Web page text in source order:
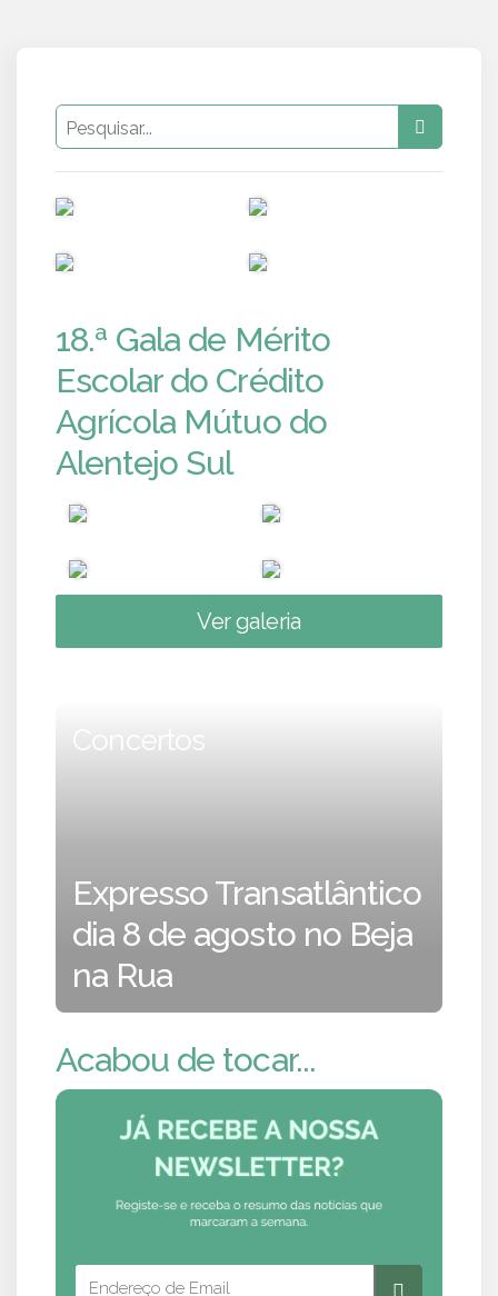
18.ª Gala de Mérito
Escolar do Crédito
Agrícola Mútuo do
Alentejo Sul
Ver galeria
Concertos
Expresso Transatlântico
dia 8 de agosto no Beja
na Rua
Acabou de tocar...